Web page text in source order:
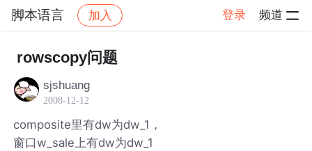
脚本语言 加入 登录 频道
脚本语言
rowscopy问题
sjshuang
2008-12-12
composite里有dw为dw_1，
窗口w_sale上有dw为dw_1